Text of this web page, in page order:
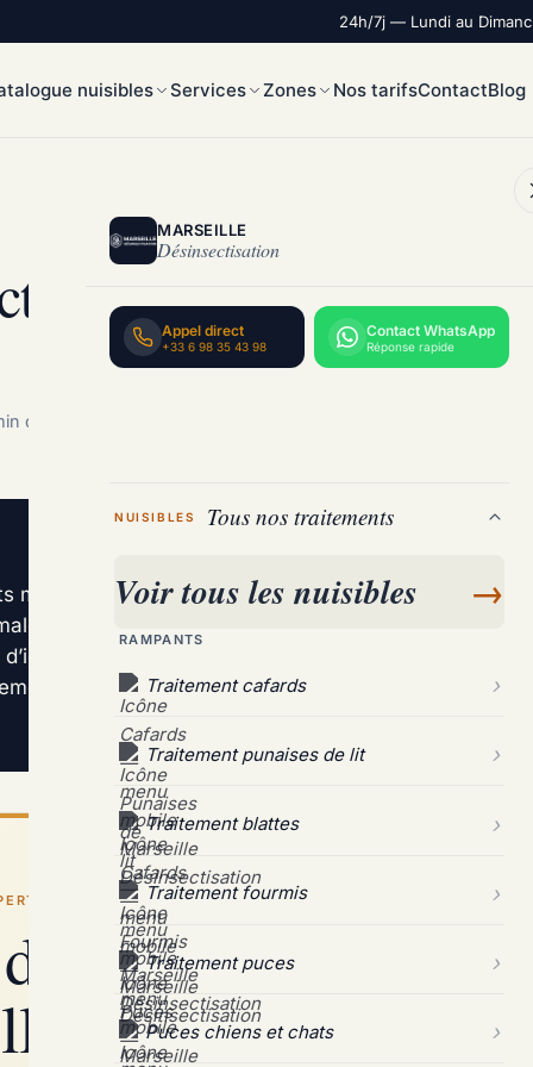
24h/7j — Lundi au
nuisibles Services Zones Nos tarifsContactBlog
MARSEILLE
Désinsectisation
Appel direct
+33 6 98 35 43 98
Contact WhatsApp
Réponse rapide
NUISIBLES Tous nos traitements
Voir tous les nuisibles →
RAMPANTS
Traitement cafards
Traitement punaises de lit
Traitement blattes
Traitement fourmis
Traitement puces
Puces chiens et chats
de Puces à
de lecture
marseillais, surtout dans le secteur du Vieux-
favorisent leur propagation. Un diagnostic
le type de puce, d’évaluer l’ampleur
ciblé, avec suivi à J+14 et garantie
/ VIEUX-PORT
de
: intervention